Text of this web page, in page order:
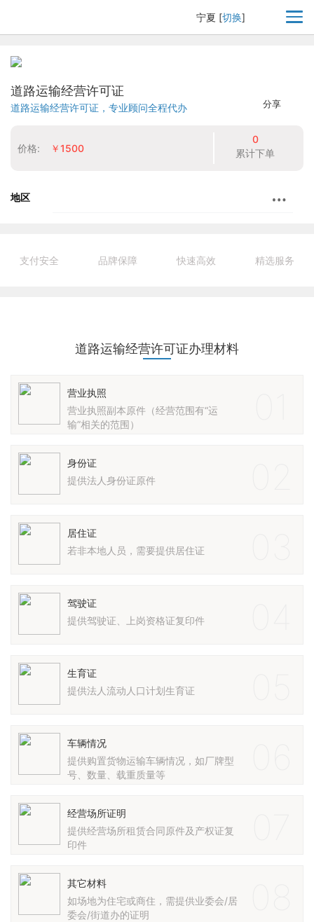
宁夏 [切换]
分享
道路运输经营许可证
道路运输经营许可证，专业顾问全程代办
价格: ￥1500
0
累计下单
地区
支付安全 品牌保障 快速高效 精选服务
道路运输经营许可证办理材料
营业执照
营业执照副本原件（经营范围有“运
输”相关的范围）
身份证
提供法人身份证原件
居住证
若非本地人员，需要提供居住证
驾驶证
提供驾驶证、上岗资格证复印件
生育证
提供法人流动人口计划生育证
车辆情况
提供购置货物运输车辆情况，如厂牌型
号、数量、载重质量等
经营场所证明
提供经营场所租赁合同原件及产权证复
印件
其它材料
如场地为住宅或商住，需提供业委会/居
委会/街道办的证明